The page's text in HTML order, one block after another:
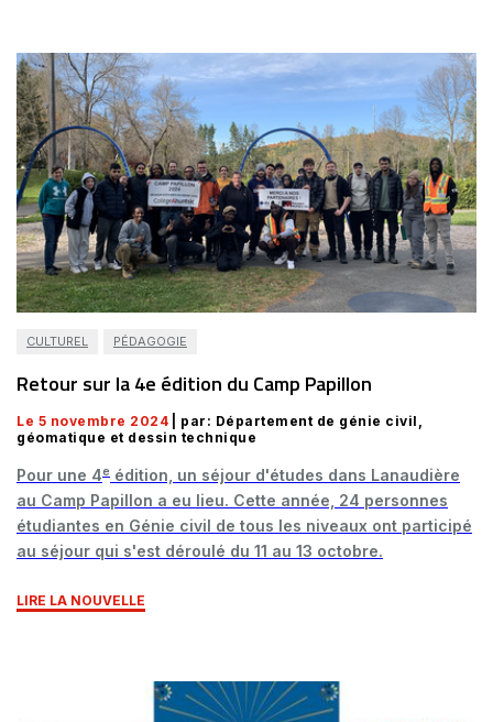
CULTUREL PÉDAGOGIE
Retour sur la 4e édition du Camp Papillon
Le 5 novembre 2024
| par: Département de génie civil,
géomatique et dessin technique
Pour une 4e édition, un séjour d'études dans Lanaudière
au Camp Papillon a eu lieu. Cette année, 24 personnes
étudiantes en Génie civil de tous les niveaux ont participé
au séjour qui s'est déroulé du 11 au 13 octobre.
LIRE LA NOUVELLE